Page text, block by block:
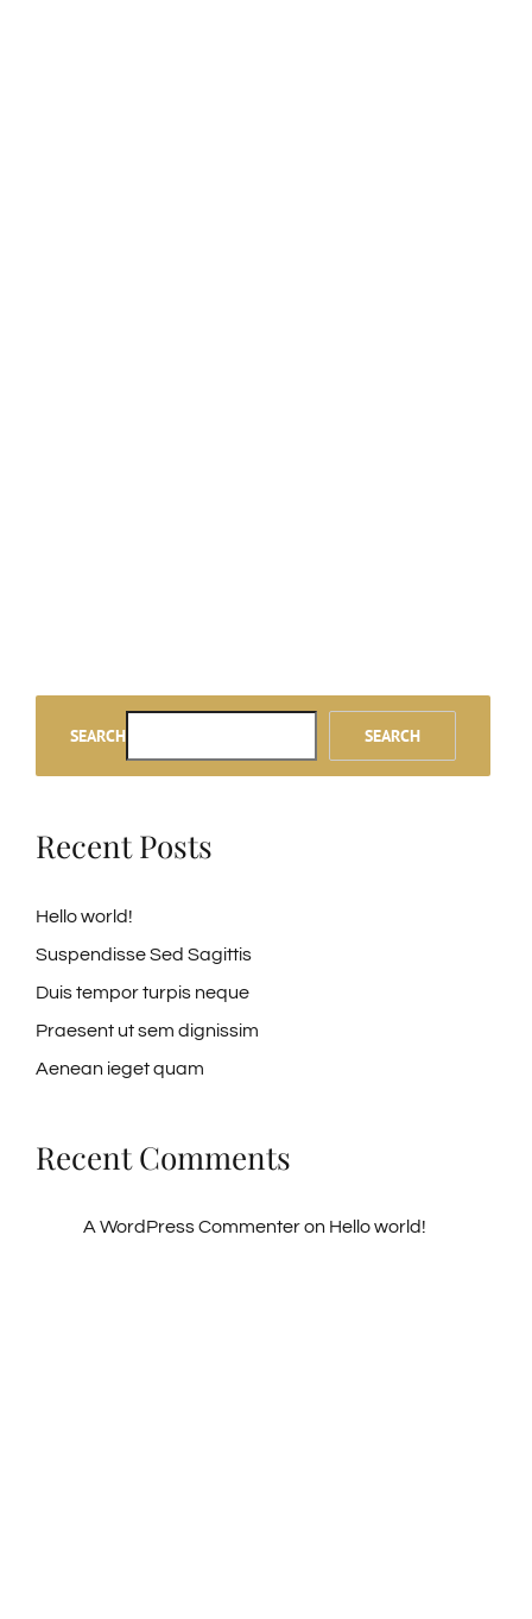
SEARCH SEARCH
Recent Posts
Hello world!
Suspendisse Sed Sagittis
Duis tempor turpis neque
Praesent ut sem dignissim
Aenean ieget quam
Recent Comments
A WordPress Commenteron Hello world!